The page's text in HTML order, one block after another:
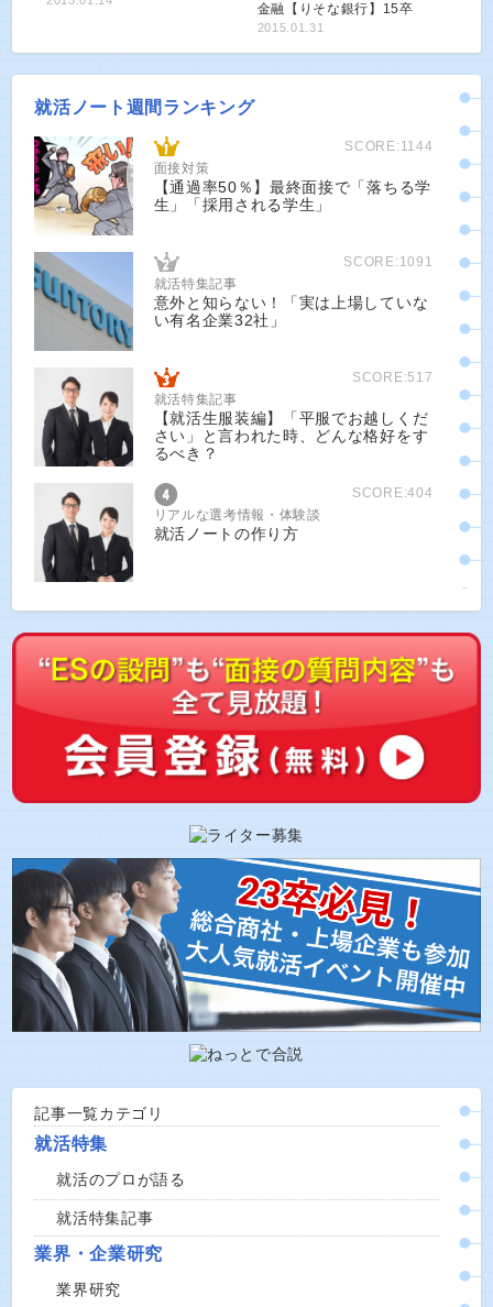
金融【りそな銀行】15卒
2015.01.31
就活ノート週間ランキング
SCORE:1144
面接対策
【通過率50％】最終面接で「落ちる学
生」「採用される学生」
SCORE:1091
就活特集記事
意外と知らない！「実は上場していな
い有名企業32社」
SCORE:517
就活特集記事
【就活生服装編】「平服でお越しくだ
さい」と言われた時、どんな格好をす
るべき？
SCORE:404
リアルな選考情報・体験談
就活ノートの作り方
記事一覧カテゴリ
就活特集
就活のプロが語る
就活特集記事
業界・企業研究
業界研究